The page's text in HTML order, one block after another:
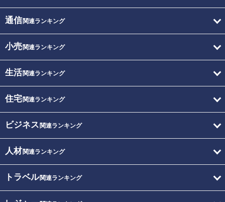
通信関連ランキング
小売関連ランキング
生活関連ランキング
住宅関連ランキング
ビジネス 関連ランキング
人材関連ランキング
トラベル関連ランキング